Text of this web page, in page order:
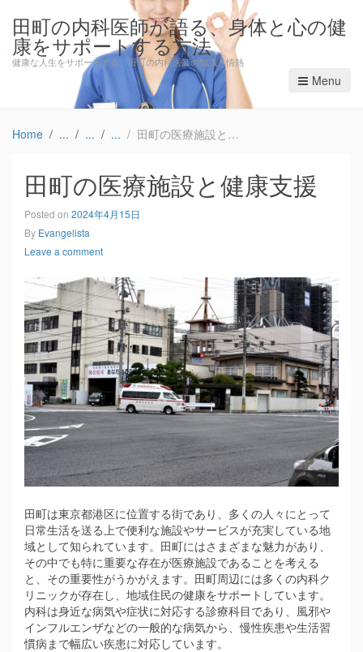
田町の内科医師が語る、身体と心の健
康をサポートする方法
健康な人生をサポートする、田町の内科医師の知識と情熱
Menu
Home 田町の医療施設と健康支援
田町の医療施設と健康支援
Posted on 2024年4月15日
By Evangelista
Leave a comment
田町は東京都港区に位置する街であり、多くの人々にとって
日常生活を送る上で便利な施設やサービスが充実している地
域として知られています。 田町にはさまざまな魅力があり、
その中でも特に重要な存在が医療施設であることを考える
と、その重要性がうかがえます。田町周辺には多くの内科ク
リニックが存在し、地域住民の健康をサポートしています。
内科は身近な病気や症状に対応する診療科目であり、風邪や
インフルエンザなどの一般的な病気から、慢性疾患や生活習
慣病まで幅広い疾患に対応しています。